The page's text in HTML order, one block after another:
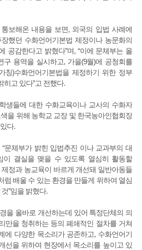
보해온 내용을 보면, 외국의 입법 사례에
했던 수화언어기본법 제정이나 농문화의
공감한다고 밝혔다”며, “이에 문체부는 올
용역을 실시하고, 가을(9월)에 공청회를
칭)수화언어기본법을 제정하기 위한 정부
히고 있다”고 전했다.
생들에 대한 수화교육이나 교사의 수화자
을 위해 농학교 교장 및 한국농아인협회장
다.
문체부가 밝힌 입법추진 이나 교과부의 대
이 결실을 맺을 수 있도록 열심히 활동할
제정과 농교육이 바르게 개선돼 일반아동들
럼 배울 수 있는 환경을 만들게 위하여 열심
”임을 밝혔다.
을 올바로 개선하는데 있어 특정단체의 의
만을 청취하는 등의 폐쇄적인 절차를 거쳐
에 다양한 목소리가 공존하고, 수화언어기
선을 위하여 현장에서 목소리를 높이고 있